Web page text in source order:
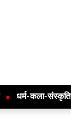
धर्म-कला-संस्कृति